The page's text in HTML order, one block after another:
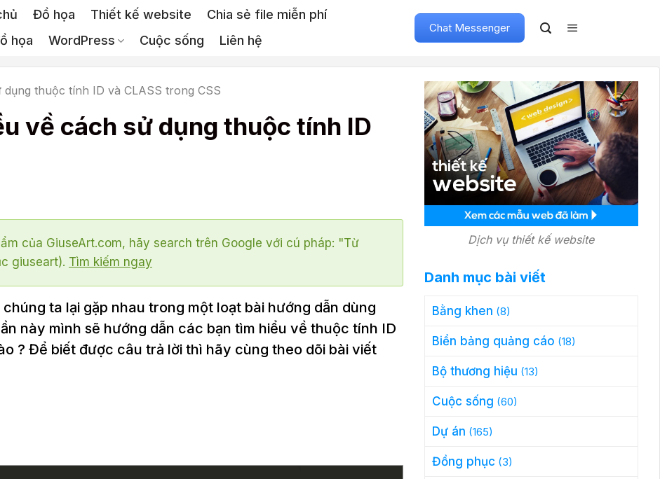
Đồ họa Thiết kế website
Chia sẻ file miễn phí
họa
WordPress Cuộc sống Liên hệ
Chat Messenger
thuộc tính ID và CLASS trong CSS
về cách sử dụng thuộc tính ID
của GiuseArt.com, hãy search trên Google với cú pháp: "Từ
giuseart). Tìm kiếm ngay
ta lại gặp nhau trong một loạt bài hướng dẫn dùng
này mình sẽ hướng dẫn các bạn tìm hiểu về thuộc tính ID
? Để biết được câu trả lời thì hãy cùng theo dõi bài viết
Dịch vụ thiết kế website
Danh mục bài viết
Bằng khen (8)
Biển bảng quảng cáo (18)
Bộ thương hiệu (13)
Cuộc sống (60)
Dự án (165)
Đồng phục (3)